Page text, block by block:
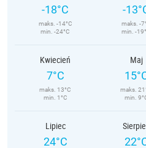
-18°C
maks. -14°C
min. -24°C
-
maks. -
min. -
Kwiecień
7°C
maks. 13°C
min. 1°C
Maj
maks.
min.
Lipiec
24°C